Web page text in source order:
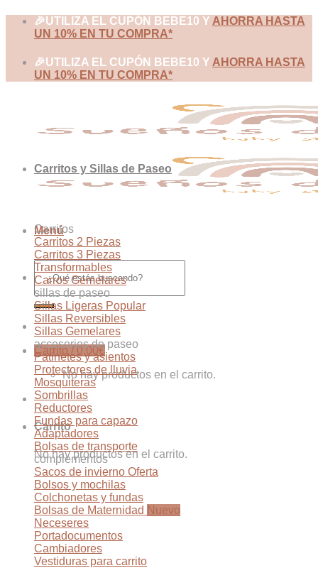
Skip
🎉UTILIZA EL CUPÓN BEBE10 Y AHORRA HASTA
UN 10% EN TU COMPRA*
🎉UTILIZA EL CUPÓN BEBE10 Y AHORRA HASTA
UN 10% EN TU COMPRA*
Menú
Buscar
por:
Carrito /0,00€
No hay productos en el carrito.
Carrito
No hay productos en el carrito.
Carritos y Sillas de Paseo
Carritos
Carritos 2 Piezas
Carritos 3 Piezas
Transformables
Carros Gemelares
sillas de paseo
Sillas Ligeras
Sillas Reversibles
Sillas Gemelares
accesorios de paseo
Patinetes y asientos
Protectores de lluvia
Mosquiteras
Sombrillas
Reductores
Fundas para capazo
Adaptadores
Bolsas de transporte
complementos
Sacos de invierno
Bolsos y mochilas
Colchonetas y fundas
Bolsas de Maternidad
Neceseres
Portadocumentos
Cambiadores
Vestiduras para carrito